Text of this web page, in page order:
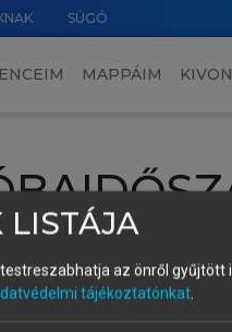
SÚGÓ
MAPPÁIM
lépj be a saját
felhasználóként1 óra
elindításához,
LISTÁJA
az önről gyűjtött
tájékoztatónkat.